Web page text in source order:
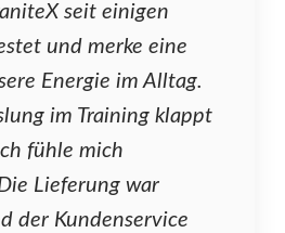
seit einigen
und merke eine
Energie im Alltag.
im Training klappt
fühle mich
Lieferung war
der Kundenservice